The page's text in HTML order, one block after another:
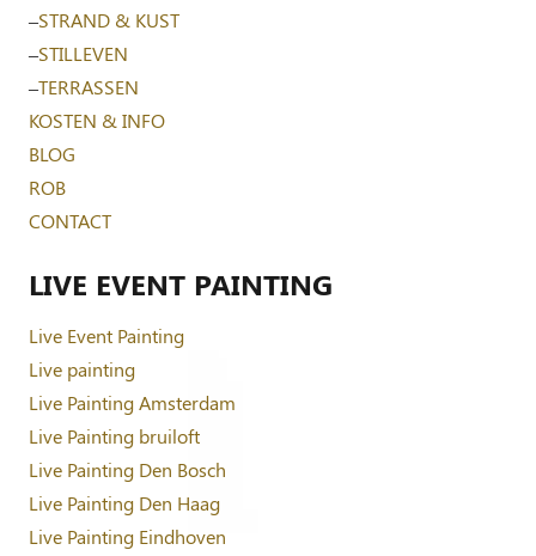
–STRAND & KUST
–STILLEVEN
–TERRASSEN
KOSTEN & INFO
BLOG
ROB
CONTACT
LIVE EVENT PAINTING
Live Event Painting
Live painting
Live Painting Amsterdam
Live Painting bruiloft
Live Painting Den Bosch
Live Painting Den Haag
Live Painting Eindhoven